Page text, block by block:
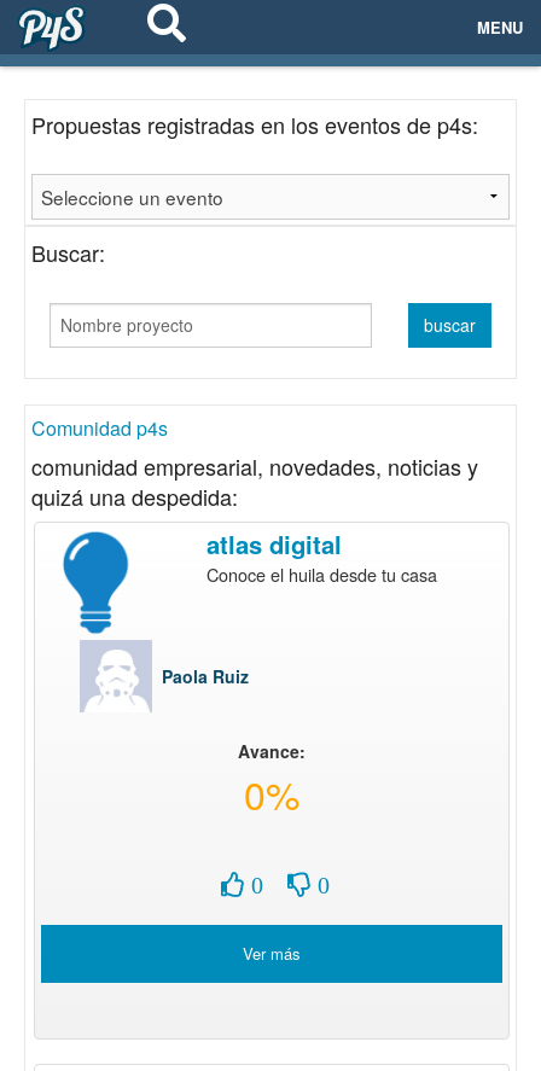
MENU
EVENTOS
EMPRESAS
PROYECTOS
NETWORKING
Propuestas registradas en los eventos de p4s:
Buscar:
Comunidad p4s
comunidad empresarial, novedades, noticias y
quizá una despedida:
atlas digital
Conoce el huila desde tu casa
Paola Ruiz
Avance:
0%
0 0
Ver más